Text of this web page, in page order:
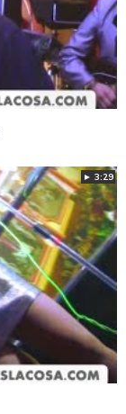
► 3:29